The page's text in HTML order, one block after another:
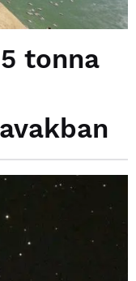
tonna